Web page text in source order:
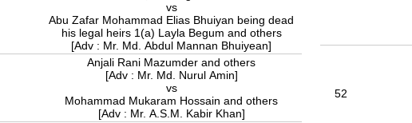
vs
Abu Zafar Mohammad Elias Bhuiyan being dead
his legal heirs 1(a) Layla Begum and others
[Adv : Mr. Md. Abdul Mannan Bhuiyean]
Anjali Rani Mazumder and others
[Adv : Mr. Md. Nurul Amin]
vs
Mohammad Mukaram Hossain and others
[Adv : Mr. A.S.M. Kabir Khan]
52